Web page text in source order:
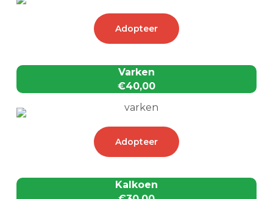
Adopteer
Varken
€40,00
Adopteer
Kalkoen